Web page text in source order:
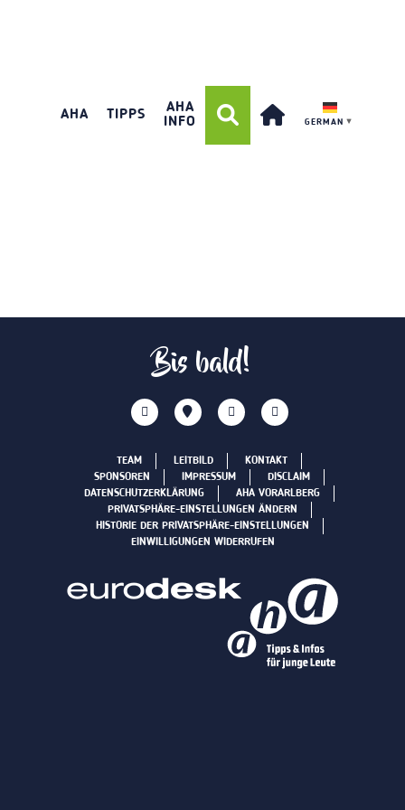
AHA TIPPS
AHA
INFO
GERMAN ▼
Bis bald!
TEAM LEITBILD
KONTAKT
SPONSOREN
IMPRESSUM
DISCLAIM
DATENSCHUTZERKLÄRUNG
AHA VORARLBERG
PRIVATSPHÄRE-EINSTELLUNGEN ÄNDERN
HISTORIE DER PRIVATSPHÄRE-EINSTELLUNGEN
EINWILLIGUNGEN WIDERRUFEN